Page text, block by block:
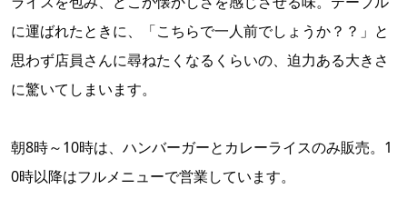
に運ばれたときに、「こちらで一人前でしょうか？？」と
思わず店員さんに尋ねたくなるくらいの、迫力ある大きさ
に驚いてしまいます。
朝8時～10時は、ハンバーガーとカレーライスのみ販売。1
0時以降はフルメニューで営業しています。